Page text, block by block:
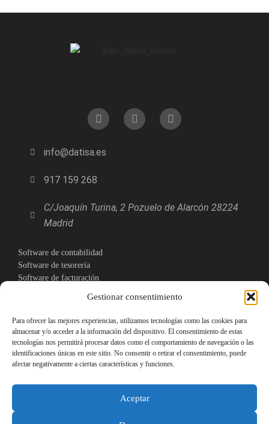
Gestionar consentimiento
Para ofrecer las mejores experiencias, utilizamos tecnologías como las cookies para
almacenar y/o acceder a la información del dispositivo. El consentimiento de estas
tecnologías nos permitirá procesar datos como el comportamiento de navegación o las
identificaciones únicas en este sitio. No consentir o retirar el consentimiento, puede
afectar negativamente a ciertas características y funciones.
Aceptar
info@datisa.es
917 159 268
C/Joaquín Turina, 2 Pozuelo de Alarcón 28224
Madrid
Software de contabilidad
Software de tesorería
Software de facturación
Software almacén
Software comercial
ERP para mayoristas y distribuidores
ERP sector textil y calzado